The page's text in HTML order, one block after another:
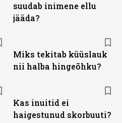
suudab inimene ellu
jääda?
Miks tekitab küüslauk
nii halba hingeõhku?
Kas inuitid ei
haigestunud skorbuuti?